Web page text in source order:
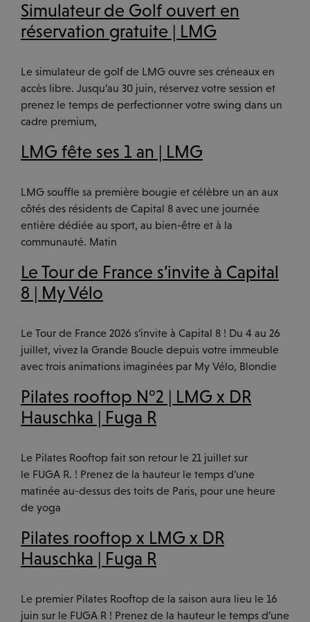
Simulateur de Golf ouvert en
réservation gratuite | LMG
Le simulateur de golf de LMG ouvre ses créneaux en
accès libre. Jusqu’au 30 juin, réservez votre session et
prenez le temps de perfectionner votre swing dans un
cadre premium,
LMG fête ses 1 an | LMG
LMG souffle sa première bougie et célèbre un an aux
côtés des résidents de Capital 8 avec une journée
entière dédiée au sport, au bien-être et à la
communauté. Matin
Le Tour de France s’invite à Capital
8 | My Vélo
Le Tour de France 2026 s’invite à Capital 8 ! Du 4 au 26
juillet, vivez la Grande Boucle depuis votre immeuble
avec trois animations imaginées par My Vélo, Blondie
Pilates rooftop N°2 | LMG x DR
Hauschka | Fuga R
Le Pilates Rooftop fait son retour le 21 juillet sur
le FUGA R. ! Prenez de la hauteur le temps d’une
matinée au-dessus des toits de Paris, pour une heure
de yoga
Pilates rooftop x LMG x DR
Hauschka | Fuga R
Le premier Pilates Rooftop de la saison aura lieu le 16
juin sur le FUGA R ! Prenez de la hauteur le temps d’une